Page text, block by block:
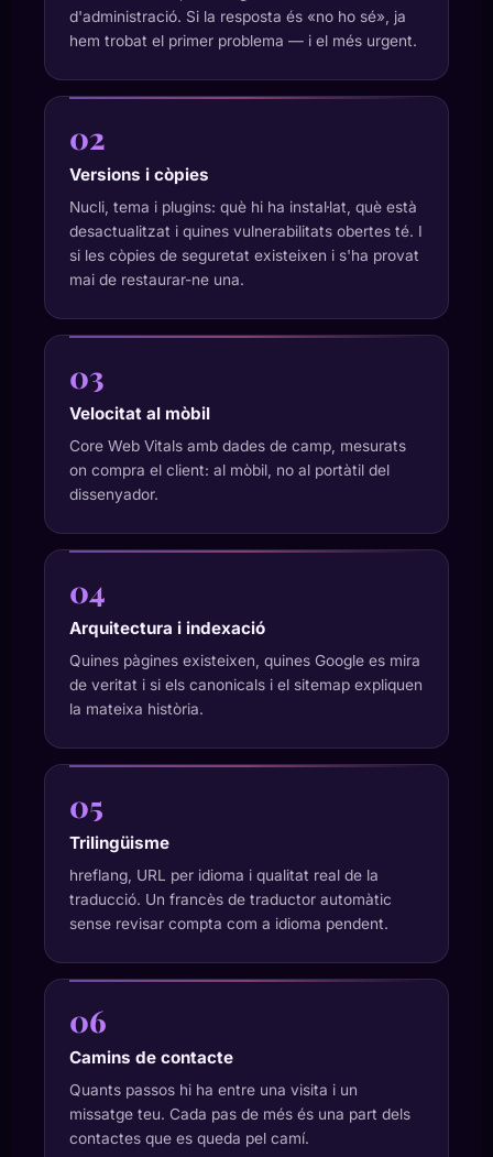
d'administració. Si la resposta és «no ho sé», ja
hem trobat el primer problema — i el més urgent.
02
Versions i còpies
Nucli, tema i plugins: què hi ha instal·lat, què està
desactualitzat i quines vulnerabilitats obertes té. I
si les còpies de seguretat existeixen i s'ha provat
mai de restaurar-ne una.
03
Velocitat al mòbil
Core Web Vitals amb dades de camp, mesurats
on compra el client: al mòbil, no al portàtil del
dissenyador.
04
Arquitectura i indexació
Quines pàgines existeixen, quines Google es mira
de veritat i si els canonicals i el sitemap expliquen
la mateixa història.
05
Trilingüisme
hreflang, URL per idioma i qualitat real de la
traducció. Un francès de traductor automàtic
sense revisar compta com a idioma pendent.
06
Camins de contacte
Quants passos hi ha entre una visita i un
missatge teu. Cada pas de més és una part dels
contactes que es queda pel camí.